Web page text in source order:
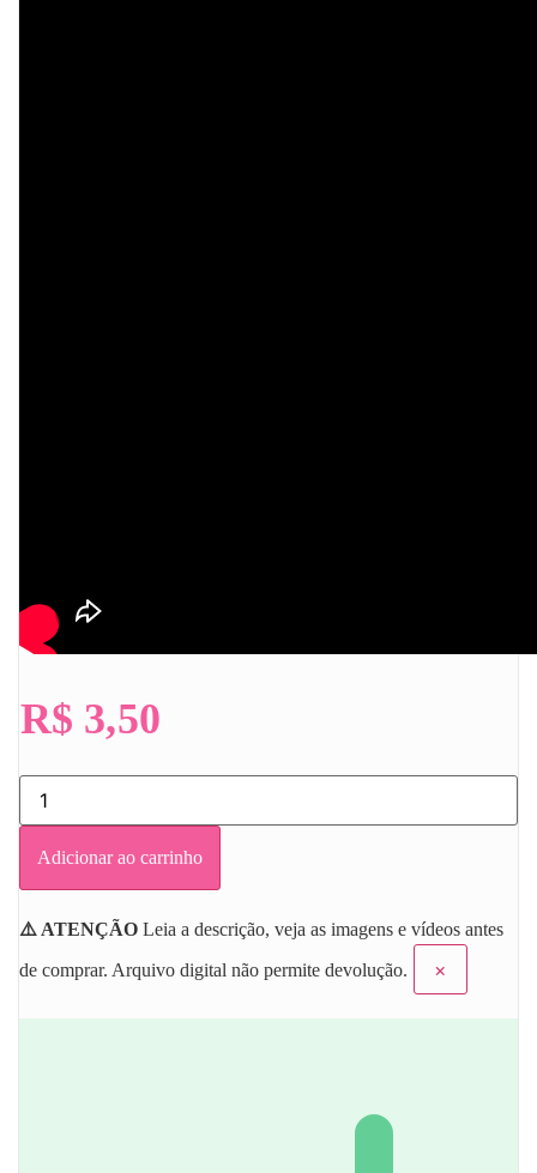
R$ 3,50
Atividade
Dia
da
Mãozinhas
Adicionar ao carrinho
⚠️ ATENÇÃO Leia a descrição, veja as imagens e vídeos antes
de comprar. Arquivo digital não permite devolução.
×